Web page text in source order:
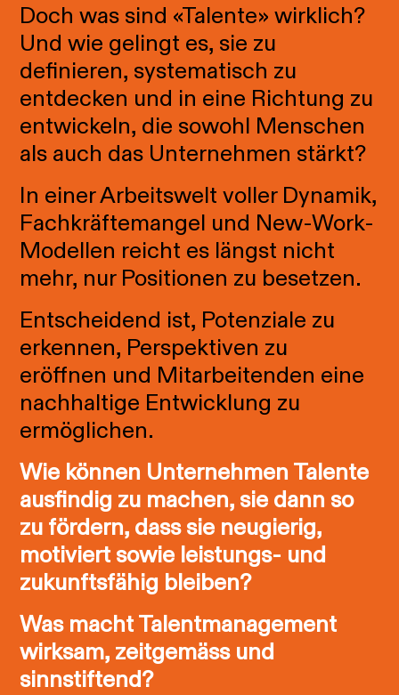
Doch was sind «Talente» wirklich?
Und wie gelingt es, sie zu
definieren, systematisch zu
entdecken und in eine Richtung zu
entwickeln, die sowohl Menschen
als auch das Unternehmen stärkt?
In einer Arbeitswelt voller Dynamik,
Fachkräftemangel und New-Work-
Modellen reicht es längst nicht
mehr, nur Positionen zu besetzen.
Entscheidend ist, Potenziale zu
erkennen, Perspektiven zu
eröffnen und Mitarbeitenden eine
nachhaltige Entwicklung zu
ermöglichen.
Wie können Unternehmen Talente
ausfindig zu machen, sie dann so
zu fördern, dass sie neugierig,
motiviert sowie leistungs- und
zukunftsfähig bleiben?
Was macht Talentmanagement
wirksam, zeitgemäss und
sinnstiftend?